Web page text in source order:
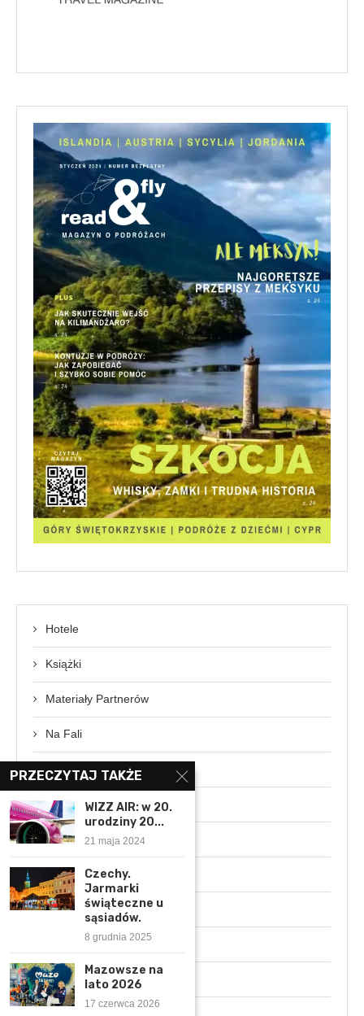
Hotele
Książki
Materiały Partnerów
Na Fali
News
Patronaty Medialne
Podróże
Podróże z Gwiazdami
Polska
Rozmowa z ekspertem
Świat
PRZECZYTAJ TAKŻE
WIZZ AIR: w 20.
urodziny 20...
21 maja 2024
Czechy.
Jarmarki
świąteczne u
sąsiadów.
8 grudnia 2025
Mazowsze na
lato 2026
17 czerwca 2026